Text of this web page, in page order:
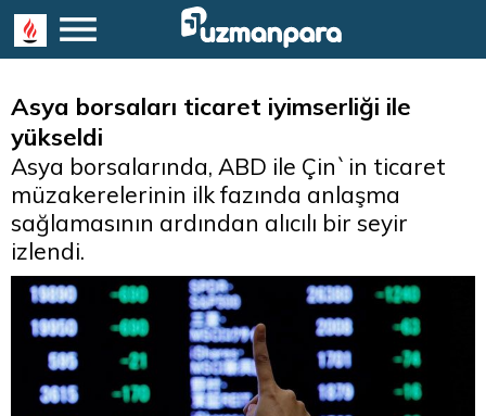
Asya borsaları ticaret iyimserliği ile
yükseldi
Asya borsalarında, ABD ile Çin`in ticaret
müzakerelerinin ilk fazında anlaşma
sağlamasının ardından alıcılı bir seyir
izlendi.